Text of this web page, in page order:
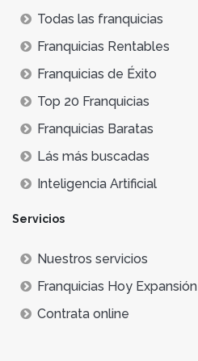
Todas las franquicias
Franquicias Rentables
Franquicias de Éxito
Top 20 Franquicias
Franquicias Baratas
Lás más buscadas
Inteligencia Artificial
Servicios
Nuestros servicios
Franquicias Hoy Expansión
Contrata online